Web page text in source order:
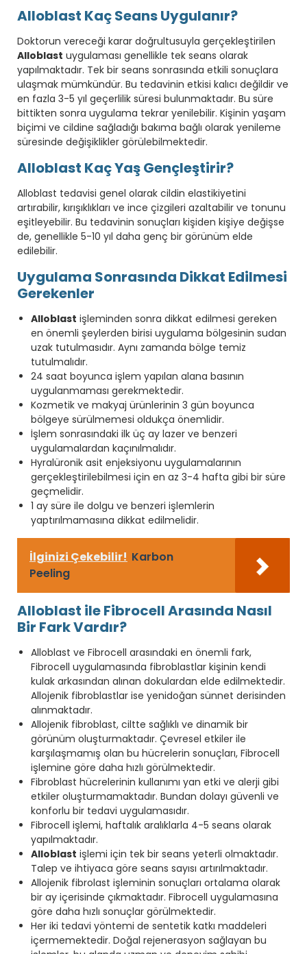
Alloblast Kaç Seans Uygulanır?
Doktorun vereceği karar doğrultusuyla gerçekleştirilen
Alloblast uygulaması genellikle tek seans olarak
yapılmaktadır. Tek bir seans sonrasında etkili sonuçlara
ulaşmak mümkündür. Bu tedavinin etkisi kalıcı değildir ve
en fazla 3-5 yıl geçerlilik süresi bulunmaktadır. Bu süre
bittikten sonra uygulama tekrar yenilebilir. Kişinin yaşam
biçimi ve cildine sağladığı bakıma bağlı olarak yenileme
süresinde değişiklikler görülebilmektedir.
Alloblast Kaç Yaş Gençleştirir?
Alloblast tedavisi genel olarak cildin elastikiyetini
artırabilir, kırışıklıkları ve ince çizgileri azaltabilir ve tonunu
eşitleyebilir. Bu tedavinin sonuçları kişiden kişiye değişse
de, genellikle 5-10 yıl daha genç bir görünüm elde
edilebilir.
Uygulama Sonrasında Dikkat Edilmesi
Gerekenler
Alloblast işleminden sonra dikkat edilmesi gereken
en önemli şeylerden birisi uygulama bölgesinin sudan
uzak tutulmasıdır. Aynı zamanda bölge temiz
tutulmalıdır.
24 saat boyunca işlem yapılan alana basının
uygulanmaması gerekmektedir.
Kozmetik ve makyaj ürünlerinin 3 gün boyunca
bölgeye sürülmemesi oldukça önemlidir.
İşlem sonrasındaki ilk üç ay lazer ve benzeri
uygulamalardan kaçınılmalıdır.
Hyralüronik asit enjeksiyonu uygulamalarının
gerçekleştirilebilmesi için en az 3-4 hafta gibi bir süre
geçmelidir.
1 ay süre ile dolgu ve benzeri işlemlerin
yaptırılmamasına dikkat edilmelidir.
İlginizi Çekebilir! Karbon
Peeling
Alloblast ile Fibrocell Arasında Nasıl
Bir Fark Vardır?
Alloblast ve Fibrocell arasındaki en önemli fark,
Fibrocell uygulamasında fibroblastlar kişinin kendi
kulak arkasından alınan dokulardan elde edilmektedir.
Allojenik fibroblastlar ise yenidoğan sünnet derisinden
alınmaktadır.
Allojenik fibroblast, ciltte sağlıklı ve dinamik bir
görünüm oluşturmaktadır. Çevresel etkiler ile
karşılaşmamış olan bu hücrelerin sonuçları, Fibrocell
işlemine göre daha hızlı görülmektedir.
Fibroblast hücrelerinin kullanımı yan etki ve alerji gibi
etkiler oluşturmamaktadır. Bundan dolayı güvenli ve
konforlu bir tedavi uygulamasıdır.
Fibrocell işlemi, haftalık aralıklarla 4-5 seans olarak
yapılmaktadır.
Alloblast işlemi için tek bir seans yeterli olmaktadır.
Talep ve ihtiyaca göre seans sayısı artırılmaktadır.
Allojenik fibrolast işleminin sonuçları ortalama olarak
bir ay içerisinde çıkmaktadır. Fibrocell uygulamasına
göre daha hızlı sonuçlar görülmektedir.
Her iki tedavi yöntemi de sentetik katkı maddeleri
içermemektedir. Doğal rejenerasyon sağlayan bu